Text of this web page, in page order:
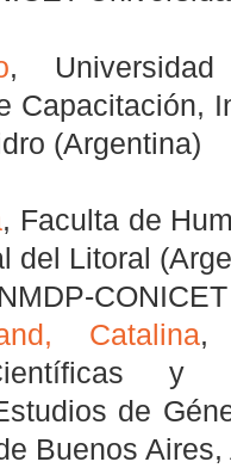
,
Capacitación,
(Argentina)
, Faculta de
del Litoral
Catalina,
de
Buenos